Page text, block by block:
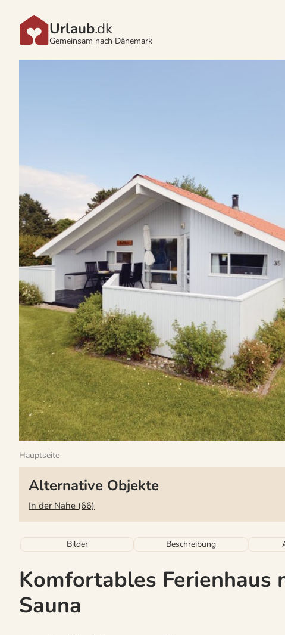
Urlaub.dk
Gemeinsam nach Dänemark
Hauptseite
Alternative Objekte
In der Nähe (66)
Bilder Beschreibung
Komfortables
Sauna